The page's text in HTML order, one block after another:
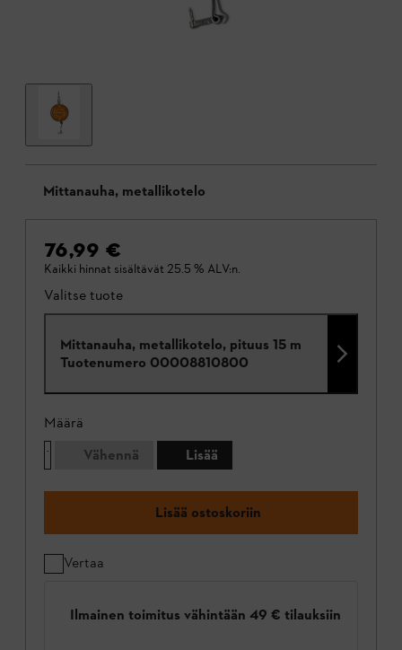
Mittanauha, metallikotelo
76,99 €
Kaikki hinnat sisältävät 25.5 % ALV:n.
Valitse tuote
Mittanauha, metallikotelo, pituus 15 m
Tuotenumero 00008810800
Määrä
Vähennä
Lisää
Lisää ostoskoriin
Vertaa
Ilmainen toimitus vähintään 49 € tilauksiin